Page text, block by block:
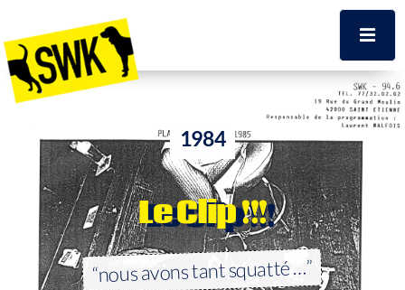
1984
Le Clip !!!
“nous avons tant squatté …”